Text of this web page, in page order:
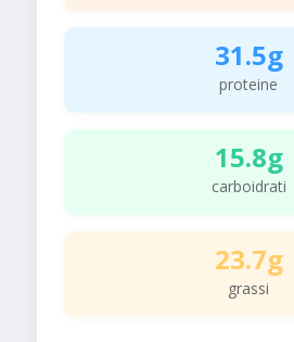
31.5g
proteine
15.8g
carboidrati
23.7g
grassi